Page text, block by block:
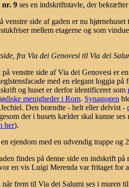
nr. 9 ses en indskriftstavle, der
venstre side af gaden er nu
mellem etagerne og som
fra Via dei Genovesi til Via dei
på venstre side af Via dei Genovesi er
med en elegant loggia
og huset er derfor identificeret som
menigheder i Rom. Synagogen
Den brændte - helt eller delvist -
der i husets kælder skal kunne ses
her).
en ejendom med en udvendig trappe og
findes på denne side en indskrift på
en vis Luigi Merenda var fritaget for
frem til Via dei Salumi ses i muren